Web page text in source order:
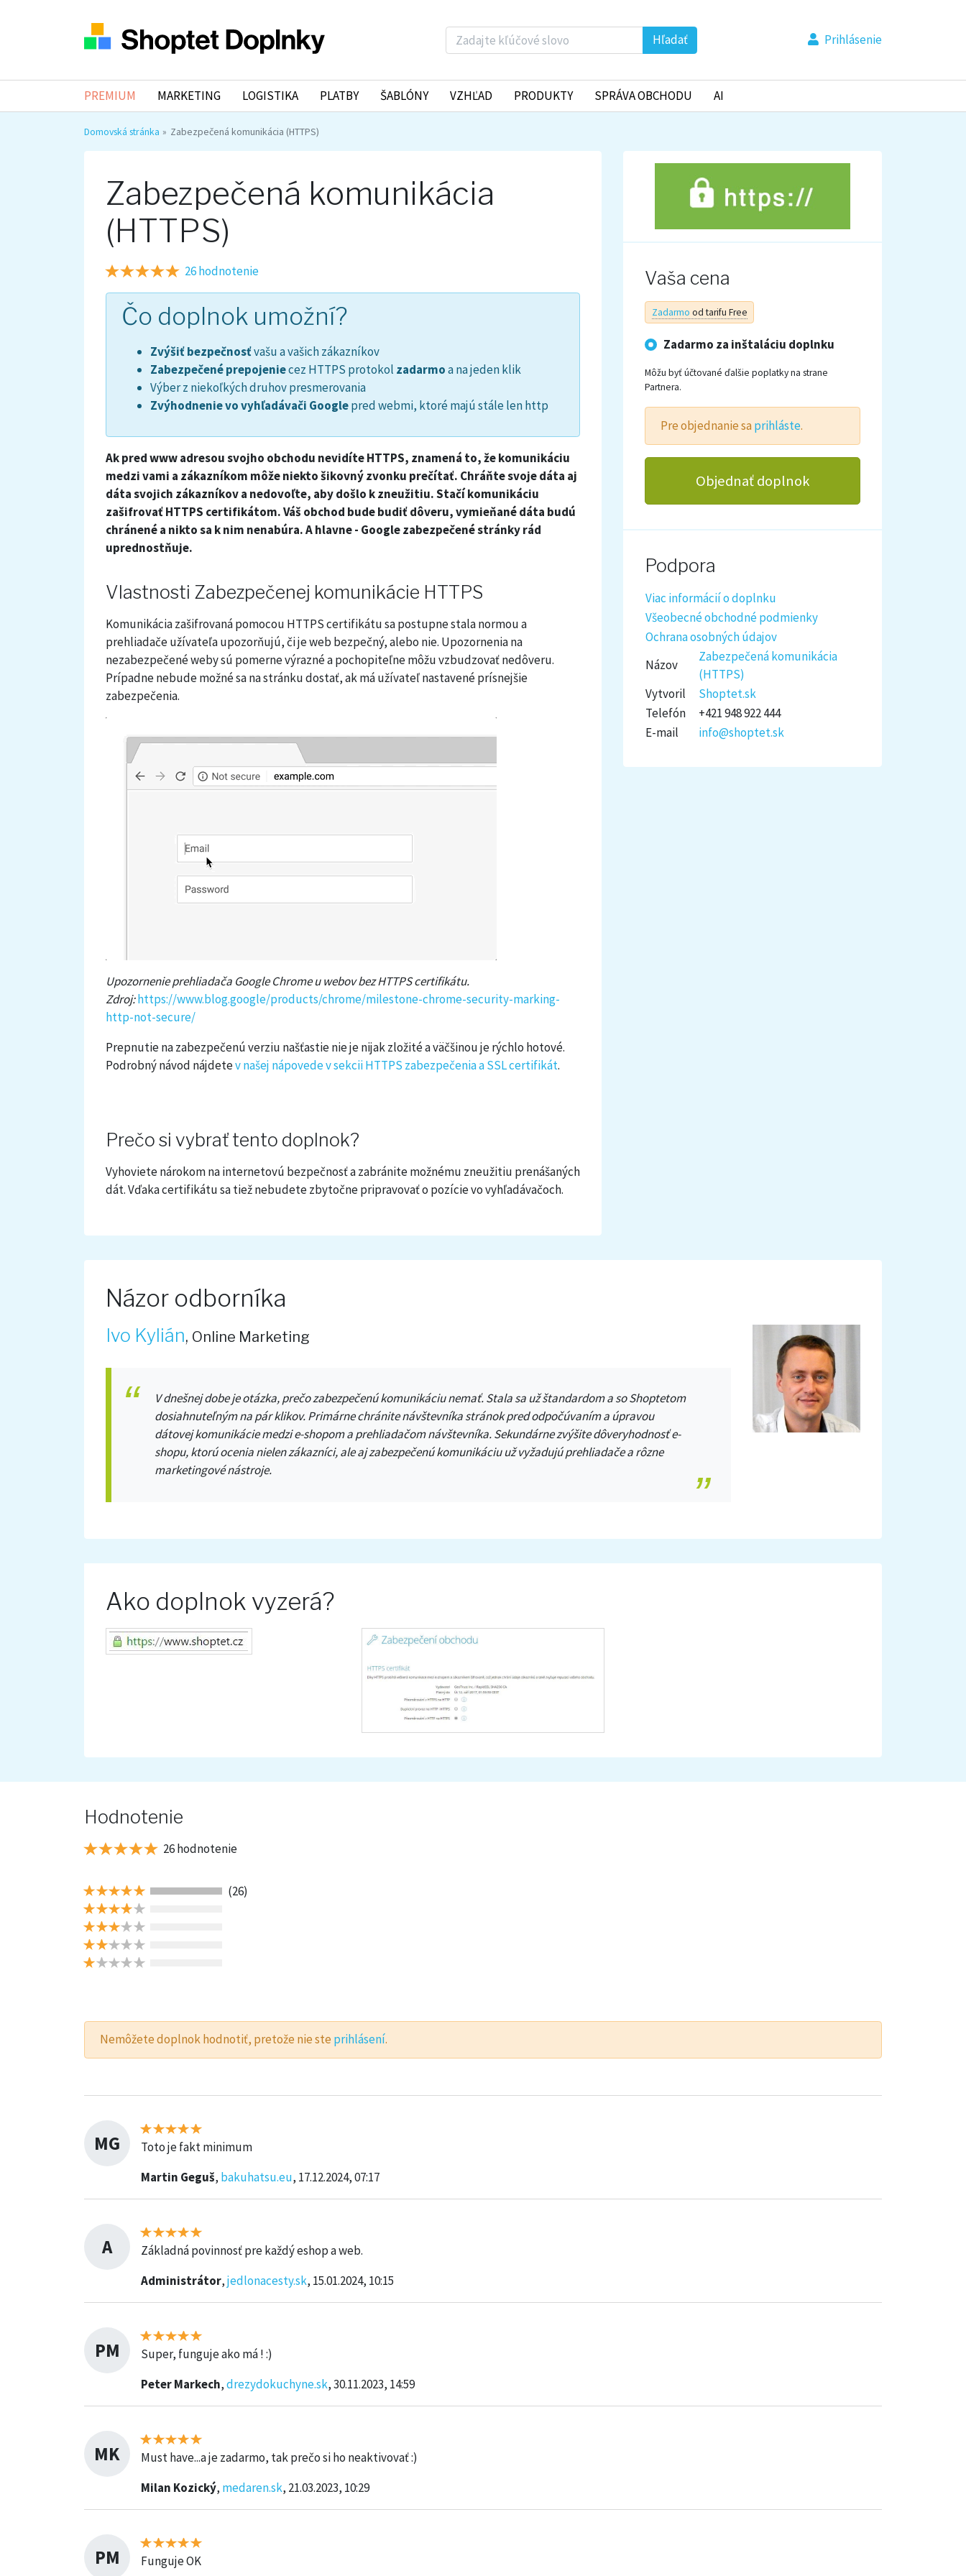
Hľadať Prihlásenie
PREMIUM MARKETING LOGISTIKA PLATBY ŠABLÓNY VZHĽAD PRODUKTY SPRÁVA OBCHODU AI
Domovská stránka Zabezpečená komunikácia (HTTPS)
Zabezpečená komunikácia
(HTTPS)
26 hodnotenie
Čo doplnok umožní?
Zvýšiť bezpečnosťvašu a vašich zákazníkov
Zabezpečené prepojeniecez HTTPS protokol zadarmoa na jeden klik
Výber z niekoľkých druhov presmerovania
Zvýhodnenie vo vyhľadávači Googlepred webmi, ktoré majú stále len http
Ak pred www adresou svojho obchodu nevidíte HTTPS, znamená to, že komunikáciu
medzi vami a zákazníkom môže niekto šikovný zvonku prečítať. Chráňte svoje dáta aj
dáta svojich zákazníkov a nedovoľte, aby došlo k zneužitiu. Stačí komunikáciu
zašifrovať HTTPS certifikátom. Váš obchod bude budiť dôveru, vymieňané dáta budú
chránené a nikto sa k nim nenabúra. A hlavne - Google zabezpečené stránky rád
uprednostňuje.
Vlastnosti Zabezpečenej komunikácie HTTPS
Komunikácia zašifrovaná pomocou HTTPS certifikátu sa postupne stala normou a
prehliadače užívateľa upozorňujú, či je web bezpečný, alebo nie. Upozornenia na
nezabezpečené weby sú pomerne výrazné a pochopiteľne môžu vzbudzovať nedôveru.
Prípadne nebude možné sa na stránku dostať, ak má užívateľ nastavené prísnejšie
zabezpečenia.
Upozornenie prehliadača Google Chrome u webov bez HTTPS certifikátu.
Zdroj:https://www.blog.google/products/chrome/milestone-chrome-security-marking-
http-not-secure/
Prepnutie na zabezpečenú verziu našťastie nie je nijak zložité a väčšinou je rýchlo hotové.
Podrobný návod nájdetev našej nápovede v sekcii HTTPS zabezpečenia a SSL certifikát.
Prečo si vybrať tento doplnok?
Vyhoviete nárokom na internetovú bezpečnosť a zabránite možnému zneužitiu prenášaných
dát. Vďaka certifikátu sa tiež nebudete zbytočne pripravovať o pozície vo vyhľadávačoch.
Vaša cena
Zadarmo od tarifu Free
Zadarmo za inštaláciu doplnku
Môžu byť účtované ďalšie poplatky na strane
Partnera.
Pre objednanie sa prihláste.
Objednať doplnok
Podpora
Viac informácií o doplnku
Všeobecné obchodné podmienky
Ochrana osobných údajov
Názov
Zabezpečená komunikácia
(HTTPS)
Vytvoril
Shoptet.sk
Telefón
+421 948 922 444
E-mail
info@shoptet.sk
Názor odborníka
Ivo Kylián, Online Marketing
V dnešnej dobe je otázka, prečo zabezpečenú komunikáciu nemať. Stala sa už štandardom a so Shoptetom
dosiahnuteľným na pár klikov. Primárne chránite návštevníka stránok pred odpočúvaním a úpravou
dátovej komunikácie medzi e-shopom a prehliadačom návštevníka. Sekundárne zvýšite dôveryhodnosť e-
shopu, ktorú ocenia nielen zákazníci, ale aj zabezpečenú komunikáciu už vyžadujú prehliadače a rôzne
marketingové nástroje.
Ako doplnok vyzerá?
Hodnotenie
26 hodnotenie
(26)
Nemôžete doplnok hodnotiť, pretože nie ste prihlásení.
MG
Toto je fakt minimum
Martin Geguš, bakuhatsu.eu, 17.12.2024, 07:17
A
Základná povinnosť pre každý eshop a web.
Administrátor,jedlonacesty.sk, 15.01.2024, 10:15
PM
Super, funguje ako má ! :)
Peter Markech,drezydokuchyne.sk, 30.11.2023, 14:59
MK
Must have...a je zadarmo, tak prečo si ho neaktivovať :)
Milan Kozický, medaren.sk, 21.03.2023, 10:29
PM Funguje OK